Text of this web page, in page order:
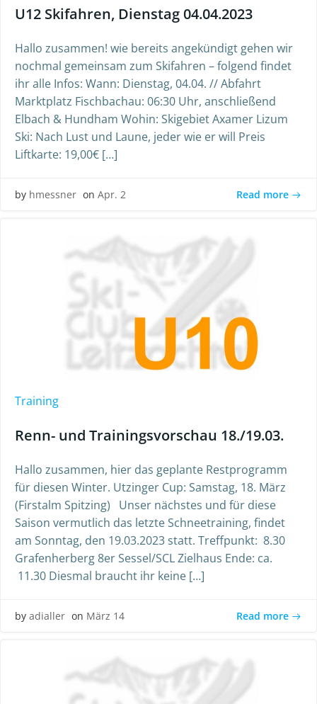
U12 Skifahren, Dienstag 04.04.2023
Hallo zusammen! wie bereits angekündigt gehen wir
nochmal gemeinsam zum Skifahren – folgend findet
ihr alle Infos: Wann: Dienstag, 04.04. // Abfahrt
Marktplatz Fischbachau: 06:30 Uhr, anschließend
Elbach & Hundham Wohin: Skigebiet Axamer Lizum
Ski: Nach Lust und Laune, jeder wie er will Preis
Liftkarte: 19,00€ […]
by hmessner on Apr. 2 Read more
Training
Renn- und Trainingsvorschau 18./19.03.
Hallo zusammen, hier das geplante Restprogramm
für diesen Winter. Utzinger Cup: Samstag, 18. März
(Firstalm Spitzing) Unser nächstes und für diese
Saison vermutlich das letzte Schneetraining, findet
am Sonntag, den 19.03.2023 statt. Treffpunkt: 8.30
Grafenherberg 8er Sessel/SCL Zielhaus Ende: ca.
11.30 Diesmal braucht ihr keine […]
by adialler on März 14 Read more